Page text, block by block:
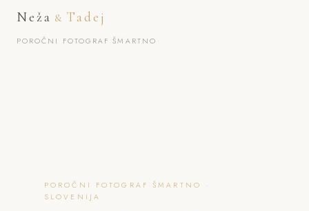
Neža & Tadej
POROČNI FOTOGRAF ŠMARTNO
POROČNI FOTOGRAF ŠMARTNO ·
SLOVENIJA